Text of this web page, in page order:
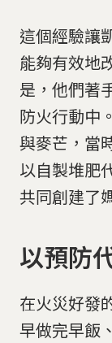
這個經驗讓
能夠有效地
是，他們著
防火行動中
與麥芒，當
以自製堆肥
共同創建了
以預防
在火災好發
早做完早飯